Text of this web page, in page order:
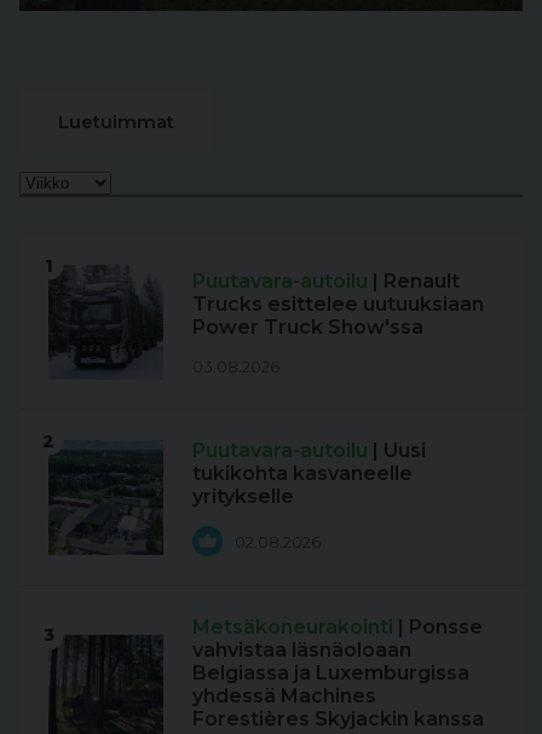
Luetuimmat
1
Puutavara-autoilu | Renault
Trucks esittelee uutuuksiaan
Power Truck Show'ssa
03.08.2026
2 Puutavara-autoilu | Uusi
tukikohta kasvaneelle
yritykselle
02.08.2026
3 Metsäkoneurakointi | Ponsse
vahvistaa läsnäoloaan
Belgiassa ja Luxemburgissa
yhdessä Machines
Forestières Skyjackin kanssa